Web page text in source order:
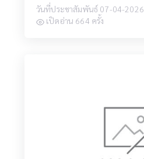
วันที่ประชาสัมพันธ์ 07-04-2026
เปิดอ่าน 664 ครั้ง